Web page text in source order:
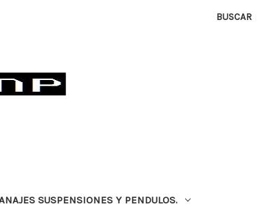
BUSCAR
SUSPENSIONES Y PENDULOS.